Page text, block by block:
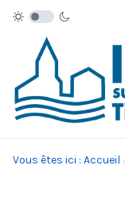
Vous êtes ici : Accueil